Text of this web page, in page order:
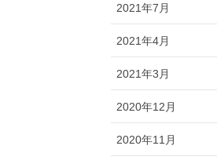
2021年7月
2021年4月
2021年3月
2020年12月
2020年11月